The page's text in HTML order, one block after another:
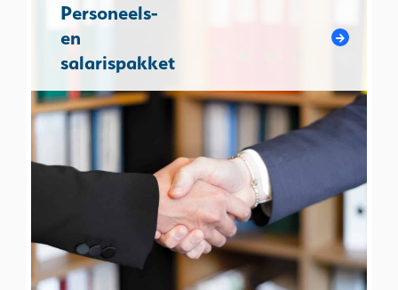
Personeels-
en
salarispakket